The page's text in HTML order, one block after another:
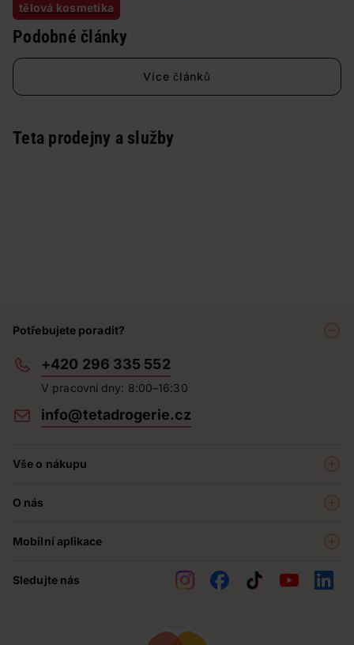
tělová kosmetika
Podobné články
Více článků
Teta prodejny a služby
Potřebujete poradit?
+420 296 335 552
V pracovní dny: 8:00–16:30
info@tetadrogerie.cz
Vše o nákupu
Prodejny
Obchodní podmínky
O nás
Teta pomáhá
Mobilní aplikace
Sledujte nás